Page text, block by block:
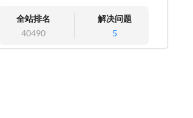
全站排名
40490
解决问题
5